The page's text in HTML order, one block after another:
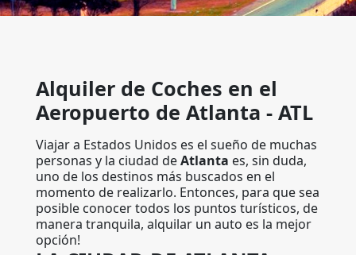
Alquiler de Coches en el
Aeropuerto de Atlanta - ATL
Viajar a Estados Unidos es el sueño de muchas
personas y la ciudad deAtlanta es, sin duda,
uno de los destinos más buscados en el
momento de realizarlo. Entonces, para que sea
posible conocer todos los puntos turísticos, de
manera tranquila, alquilar un auto es la mejor
opción!